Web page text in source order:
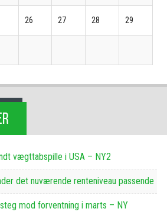
26 27 28 29
vægttabspille i USA – NY2
det nuværende renteniveau passende
mod forventning i marts – NY